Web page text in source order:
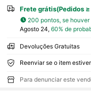
Frete grátis(Pedidos
200 pontos, se houver
Agosto 24, 60% de
Devoluções Gratuitas
Para denunciar este